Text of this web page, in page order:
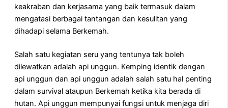
keakraban dan kerjasama yang baik termasuk dalam
mengatasi berbagai tantangan dan kesulitan yang
dihadapi selama Berkemah.
Salah satu kegiatan seru yang tentunya tak boleh
dilewatkan adalah api unggun. Kemping identik dengan
api unggun dan api unggun adalah salah satu hal penting
dalam survival ataupun Berkemah ketika kita berada di
hutan. Api unggun mempunyai fungsi untuk menjaga diri